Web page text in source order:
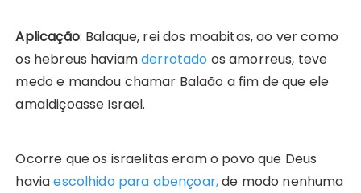
Aplicação: Balaque, rei dos moabitas, ao ver como
os hebreus haviamderrotado os amorreus, teve
medo e mandou chamar Balaão a fim de que ele
amaldiçoasse Israel.
Ocorre que os israelitas eram o povo que Deus
haviaescolhido para abençoar,de modo nenhuma